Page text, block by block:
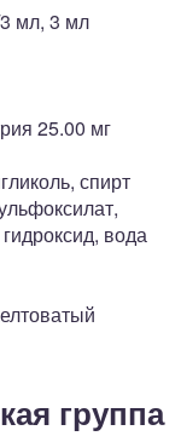
мл, 3 мл
25.00 мг
спирт
вода
группа